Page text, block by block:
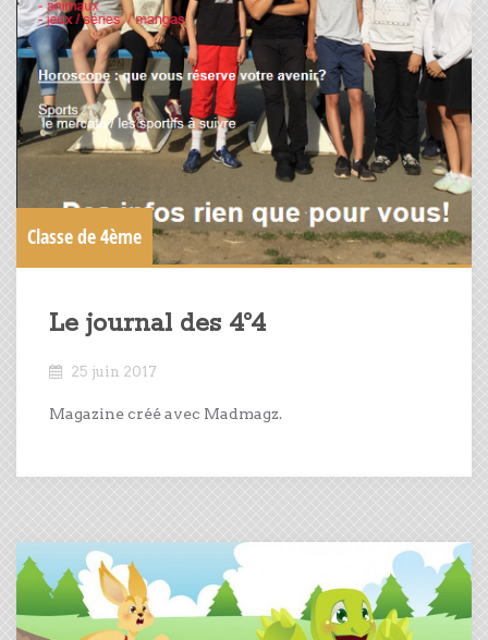
Classe de 4ème
Le journal des 4°4
25 juin 2017
Magazine créé avec Madmagz.